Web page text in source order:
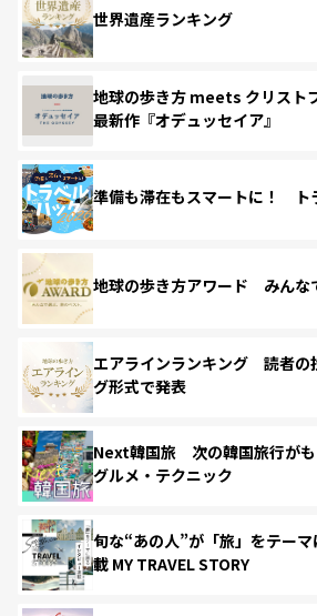
世界遺産ランキング
地球の歩き方 meets クリスト
最新作『オデュッセイア』
準備も滞在もスマートに！ ト
地球の歩き方アワード みんな
エアラインランキング 読者の
グ形式で発表
Next韓国旅 次の韓国旅行がも
グルメ・テクニック
旬な“あの人”が「旅」をテー
載 MY TRAVEL STORY